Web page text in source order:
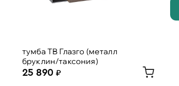
тумба ТВ Глазго (металл
бруклин/таксония)
25 890